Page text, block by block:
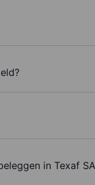
in Texaf